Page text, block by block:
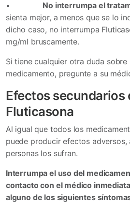
• No interrumpa el
sienta mejor, a menos que se lo
dicho caso, no interrumpa
mg/ml bruscamente.
Si tiene cualquier otra duda sobre
medicamento, pregunte a su
Efectos secundarios
Fluticasona
Al igual que todos los
puede producir efectos adversos,
personas los sufran.
Interrumpa el uso del
contacto con el médico
alguno de los siguientes